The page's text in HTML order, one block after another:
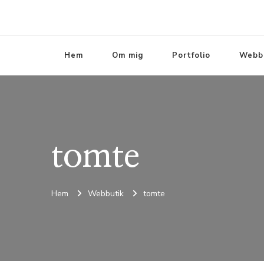
Hem Om mig Portfolio
tomte
Hem Webbutik tomte